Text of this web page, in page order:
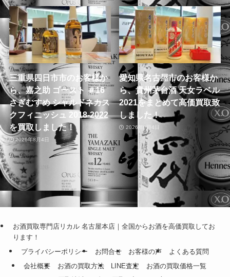
三重県四日市市のお客様か
ら、嘉之助 ゴースト ＃16
さぎむすめ シャルドネカス
クフィニッシュ 2018-2022
を買取しました！
2026年8月4日
愛知県名古屋市のお客様か
ら、貴州茅台酒 天女ラベル
2021をまとめて高価買取致
しました！
2026年8月4日
お酒買取専門店リカル 名古屋本店｜全国からお酒を高価買取してお
ります！
プライバシーポリシー
お問合せ お客様の声
よくある質問
会社概要
お酒の買取方法 LINE査定
お酒の買取価格一覧